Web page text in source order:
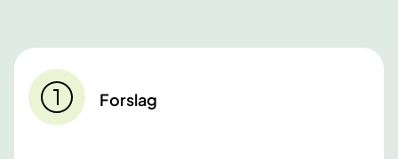
Forslag